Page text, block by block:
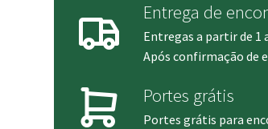
Entrega de
Entregas a partir de 1
Após confirmação de
Portes grátis
Portes grátis para